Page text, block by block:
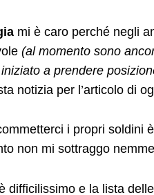
mi è caro perché negli
(al momento sono
a prendere
notizia per l’articolo di
i propri soldini
non mi sottraggo
difficilissimo e la lista